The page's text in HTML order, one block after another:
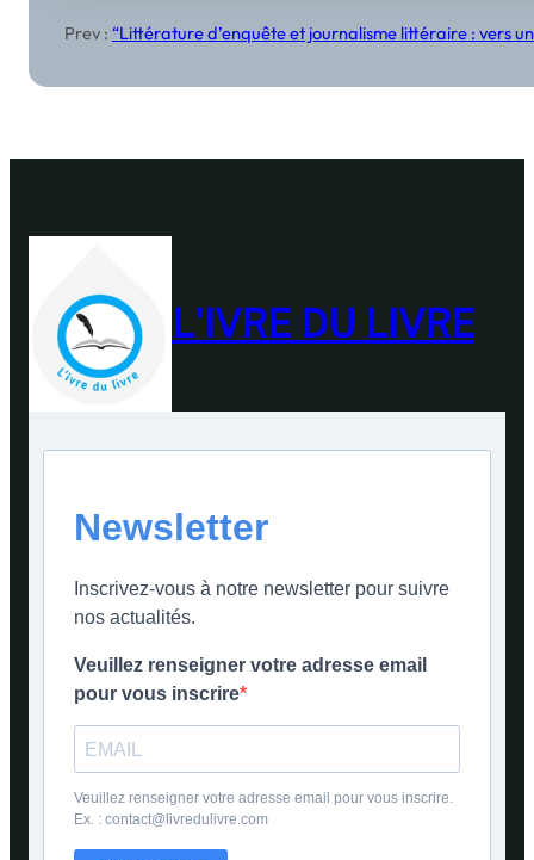
Prev :“Littérature d’enquête et journalisme littéraire : vers
L'IVRE DU LIVRE
Newsletter
Inscrivez-vous à notre newsletter pour suivre
nos actualités.
Veuillez renseigner votre adresse email
pour vous inscrire
Veuillez renseigner votre adresse email pour vous inscrire.
Ex. : contact@livredulivre.com